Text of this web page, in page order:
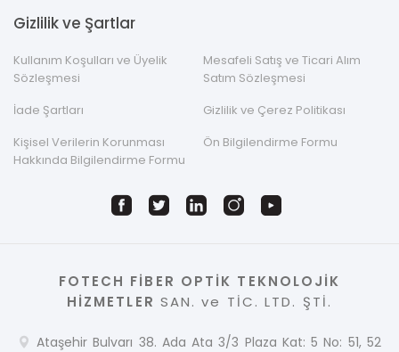
Gizlilik ve Şartlar
Kullanım Koşulları ve Üyelik
Sözleşmesi
Mesafeli Satış ve Ticari Alım
Satım Sözleşmesi
İade Şartları
Gizlilik ve Çerez Politikası
Kişisel Verilerin Korunması
Hakkında Bilgilendirme Formu
Ön Bilgilendirme Formu
FOTECH FİBER OPTİK TEKNOLOJİK
HİZMETLER SAN. ve TİC. LTD. ŞTİ.
Ataşehir Bulvarı 38. Ada Ata 3/3 Plaza Kat: 5 No: 51, 52